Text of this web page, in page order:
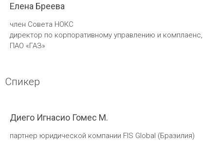
Елена Бреева
член Совета НОКС
директор по корпоративному управлению и комплаенс,
ПАО «ГАЗ»
Спикер
Диего Игнасио Гомес М.
партнер юридической компании FIS Global (Бразилия)